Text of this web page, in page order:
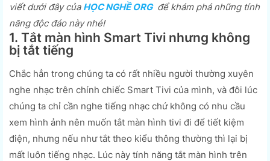
viết dưới đây của HỌC NGHỀ ORG để khám phá những tính
năng độc đáo này nhé!
1. Tắt màn hình Smart Tivi nhưng không
bị tắt tiếng
Chắc hẳn trong chúng ta có rất nhiều người thường xuyên
nghe nhạc trên chính chiếc Smart Tivi của mình, và đôi lúc
chúng ta chỉ cần nghe tiếng nhạc chứ không có nhu cầu
xem hình ảnh nên muốn tắt màn hình tivi đi để tiết kiệm
điện, nhưng nếu như tắt theo kiểu thông thường thì lại bị
mất luôn tiếng nhạc. Lúc này tính năng tắt màn hình trên